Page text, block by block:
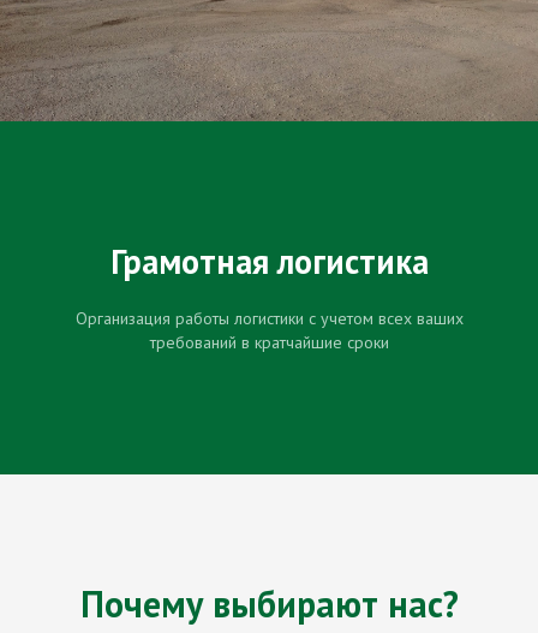
Грамотная логистика
Организация работы логистики с учетом всех ваших
требований в кратчайшие сроки
Почему выбирают нас?